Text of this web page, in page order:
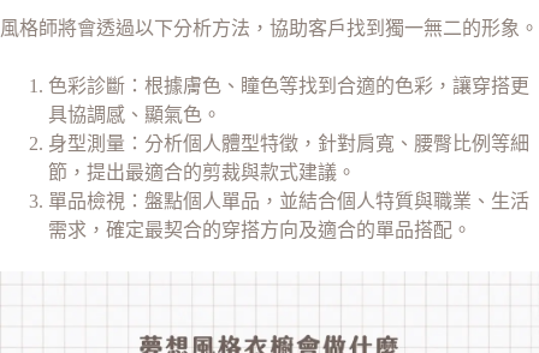
風格師將會透過以下分析方法，協助客戶找到獨一無二的形象。
色彩診斷：根據膚色、瞳色等找到合適的色彩，讓穿搭更
具協調感、顯氣色。
身型測量：分析個人體型特徵，針對肩寬、腰臀比例等細
節，提出最適合的剪裁與款式建議。
單品檢視：盤點個人單品，並結合個人特質與職業、生活
需求，確定最契合的穿搭方向及適合的單品搭配。